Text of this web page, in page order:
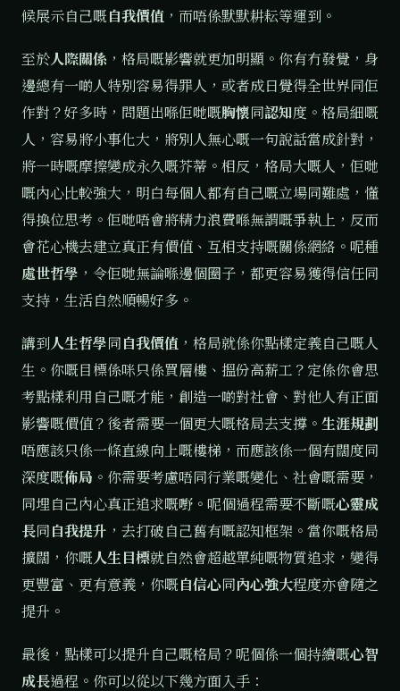
候展示自己嘅自我價值 ，而唔係默默耕耘等運到。
至於人際關係 ，格局嘅影響就更加明顯。你有冇發覺，身
邊總有一啲人特別容易得罪人，或者成日覺得全世界同佢
作對？好多時，問題出喺佢哋嘅胸懷同認知度。格局細嘅
人，容易將小事化大，將別人無心嘅一句說話當成針對，
將一時嘅摩擦變成永久嘅芥蒂。相反，格局大嘅人，佢哋
嘅內心比較強大，明白每個人都有自己嘅立場同難處，懂
得換位思考。佢哋唔會將精力浪費喺無謂嘅爭執上，反而
會花心機去建立真正有價值、互相支持嘅關係網絡。呢種
處世哲學 ，令佢哋無論喺邊個圈子，都更容易獲得信任同
支持，生活自然順暢好多。
講到人生哲學同自我價值 ，格局就係你點樣定義自己嘅人
生。你嘅目標係咪只係買層樓、搵份高薪工？定係你會思
考點樣利用自己嘅才能，創造一啲對社會、對他人有正面
影響嘅價值？後者需要一個更大嘅格局去支撐。 生涯規劃
唔應該只係一條直線向上嘅樓梯，而應該係一個有闊度同
深度嘅佈局 。你需要考慮唔同行業嘅變化、社會嘅需要，
同埋自己內心真正追求嘅嘢。呢個過程需要不斷嘅心靈成
長同自我提升 ，去打破自己舊有嘅認知框架。當你嘅格局
擴闊，你嘅人生目標就自然會超越單純嘅物質追求，變得
更豐富、更有意義，你嘅自信心同內心強大程度亦會隨之
提升。
最後，點樣可以提升自己嘅格局？呢個係一個持續嘅心智
成長過程。你可以從以下幾方面入手：